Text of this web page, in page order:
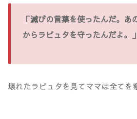
「滅びの言葉を使ったんだ。あ
からラピュタを守ったんだよ。」
壊れたラピュタを見てママは全てを